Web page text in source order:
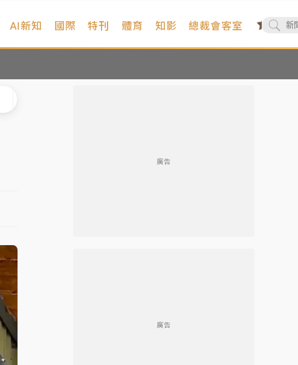
AI新知 國際 特刊 體育 知影 總裁會客室
廣告
廣告